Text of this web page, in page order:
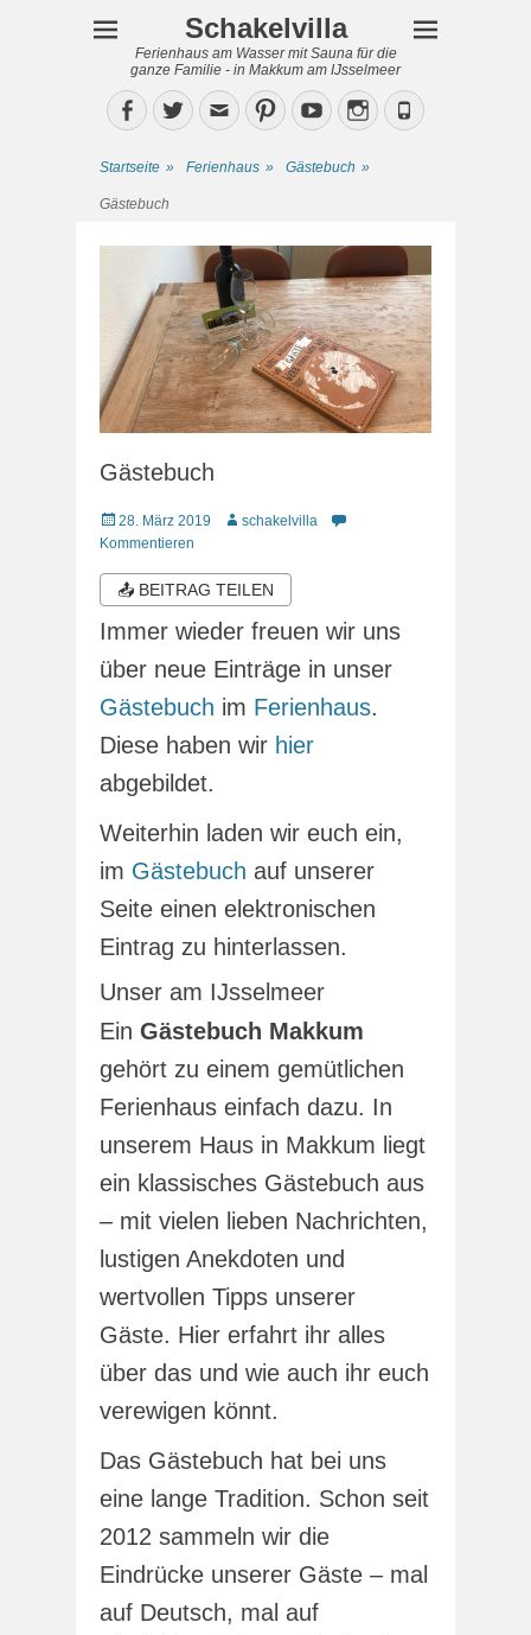
Schakelvilla
Ferienhaus am Wasser mit Sauna für die
ganze Familie - in Makkum am IJsselmeer
Facebook
TwitterEmailPinterestYouTubeInstagram
Phone
Startseite » Ferienhaus » Gästebuch »
Gästebuch
Gästebuch
Veröffentlicht
am
28. März 2019 Autorschakelvilla
Kommentieren
📤 BEITRAG TEILEN
Immer wieder freuen wir uns
über neue Einträge in unser
Gästebuch im Ferienhaus.
Diese haben wir hier
abgebildet.
Weiterhin laden wir euch ein,
im Gästebuch auf unserer
Seite einen elektronischen
Eintrag zu hinterlassen.
Unser am IJsselmeer
Ein Gästebuch Makkum
gehört zu einem gemütlichen
Ferienhaus einfach dazu. In
unserem Haus in Makkum liegt
ein klassisches Gästebuch aus
– mit vielen lieben Nachrichten,
lustigen Anekdoten und
wertvollen Tipps unserer
Gäste. Hier erfahrt ihr alles
über das und wie auch ihr euch
verewigen könnt.
Das Gästebuch hat bei uns
eine lange Tradition. Schon seit
2012 sammeln wir die
Eindrücke unserer Gäste – mal
auf Deutsch, mal auf